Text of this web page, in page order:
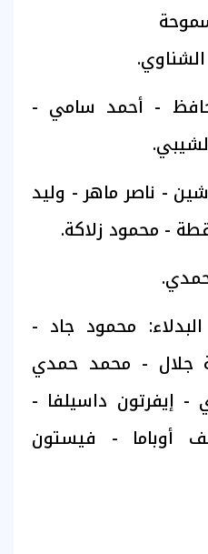
- أحمد سامي -
- ناصر ماهر - وليد
- محمود زلاكة.
محمود جاد -
جلال - محمد حمدي
- إيفرتون داسيلفا -
أوباما - فيستون